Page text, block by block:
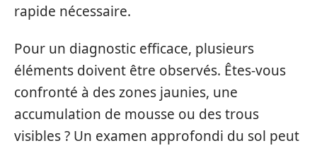
rapide nécessaire.
Pour un diagnostic efficace, plusieurs
éléments doivent être observés. Êtes-vous
confronté à des zones jaunies, une
accumulation de mousse ou des trous
visibles ? Un examen approfondi du sol peut